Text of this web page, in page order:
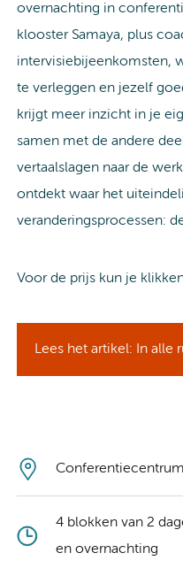
overnachting in
klooster Samaya, plus
intervisiebijeenkomsten,
te verleggen en jezelf
krijgt meer inzicht in je
samen met de andere
vertaalslagen naar de
ontdekt waar het
veranderingsprocessen:
Voor de prijs kun je
Lees het artikel: In alle
4 blokken van 2
en overnachting